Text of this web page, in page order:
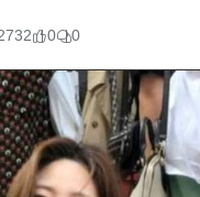
0 0